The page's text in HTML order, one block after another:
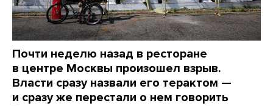
Почти неделю назад в ресторане
в центре Москвы произошел взрыв.
Власти сразу назвали его терактом —
и сразу же перестали о нем говорить